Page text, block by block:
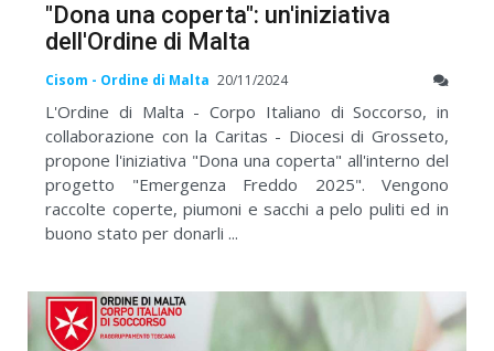
"Dona una coperta": un'iniziativa
dell'Ordine di Malta
Cisom - Ordine di Malta 20/11/2024
L'Ordine di Malta - Corpo Italiano di Soccorso, in
collaborazione con la Caritas - Diocesi di Grosseto,
propone l'iniziativa "Dona una coperta" all'interno del
progetto "Emergenza Freddo 2025". Vengono
raccolte coperte, piumoni e sacchi a pelo puliti ed in
buono stato per donarli ...